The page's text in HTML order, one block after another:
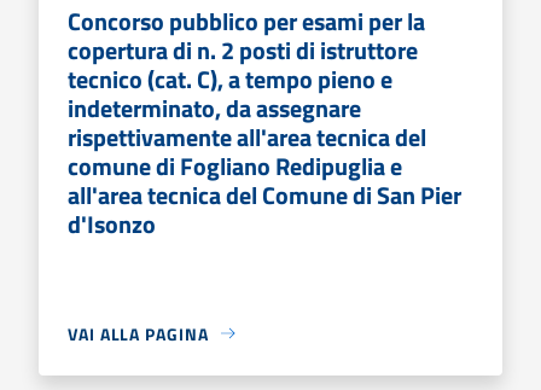
Concorso pubblico per esami per la
copertura di n. 2 posti di istruttore
tecnico (cat. C), a tempo pieno e
indeterminato, da assegnare
rispettivamente all'area tecnica del
comune di Fogliano Redipuglia e
all'area tecnica del Comune di San Pier
d'Isonzo
VAI ALLA PAGINA